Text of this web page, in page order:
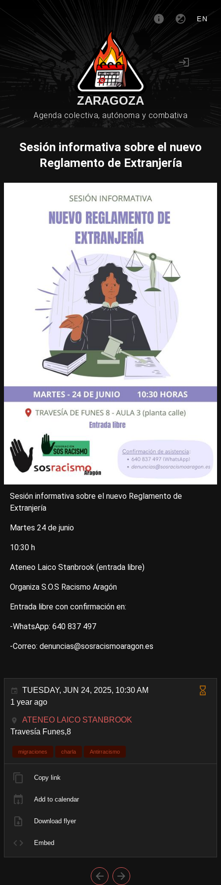
EN
ZARAGOZA
Agenda colectiva, autónoma y combativa
Sesión informativa sobre el nuevo
Reglamento de Extranjería
Sesión informativa sobre el nuevo Reglamento de
Extranjería
Martes 24 de junio
10:30 h
Ateneo Laico Stanbrook (entrada libre)
Organiza S.O.S Racismo Aragón
Entrada libre con confirmación en:
-WhatsApp: 640 837 497
-Correo: denuncias@sosracismoaragon.es
TUESDAY, JUN 24, 2025, 10:30 AM
1 year ago
ATENEO LAICO STANBROOK
Travesía Funes,8
migraciones charla Antirracismo
Copy link
Add to calendar
Download flyer
Embed